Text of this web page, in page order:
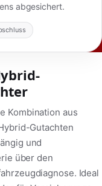
abgesichert.
Kombination aus
Gutachten
und
über den
Ideal